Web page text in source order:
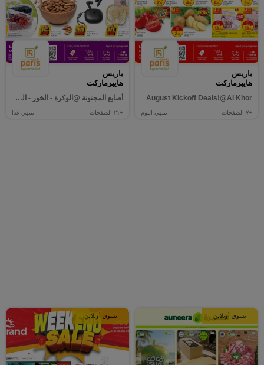
باريس
هايبرماركت
August Kickoff Deals!@Al Khor
+٧ الصفحات ينتهي اليوم
باريس
هايبرماركت
أصابع المجنونة @الوكرة - الخور - المنتزة - العطية
+٢١ الصفحات ينتهي غدا
تسوق أونلاين تسوق أونلاين